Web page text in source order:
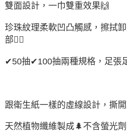
雙面設計，一巾雙重效果🙌
珍珠紋理柔軟凹凸觸感，擦拭
部🙆‍♀️
✔50抽✔100抽兩種規格，足張
跟衛生紙一樣的虛線設計，撕
天然植物纖維製成🌲不含螢光